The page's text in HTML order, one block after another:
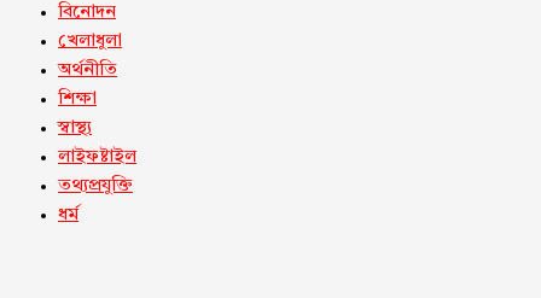
বিনোদন
খেলাধুলা
অর্থনীতি
শিক্ষা
স্বাস্থ্য
লাইফষ্টাইল
তথ্যপ্রযুক্তি
ধর্ম